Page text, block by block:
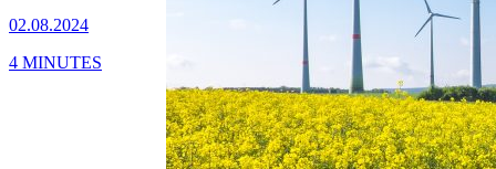
02.08.2024
4 MINUTES